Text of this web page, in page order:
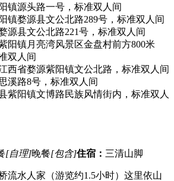
镇源头路一号，标准双人间
镇婺源县文公北路289号，标准双人间
源县文公北路221号，标准双人间
阳镇月亮湾风景区金盘村前方800米
双人间
西省婺源紫阳镇文公北路，标准双人间
溪路8号，标准双人间
紫阳镇文博路民族风情街内，标准双人
[自理]晚餐[包含]住宿： 三清山脚
流水人家（游览约1.5小时）这里依山